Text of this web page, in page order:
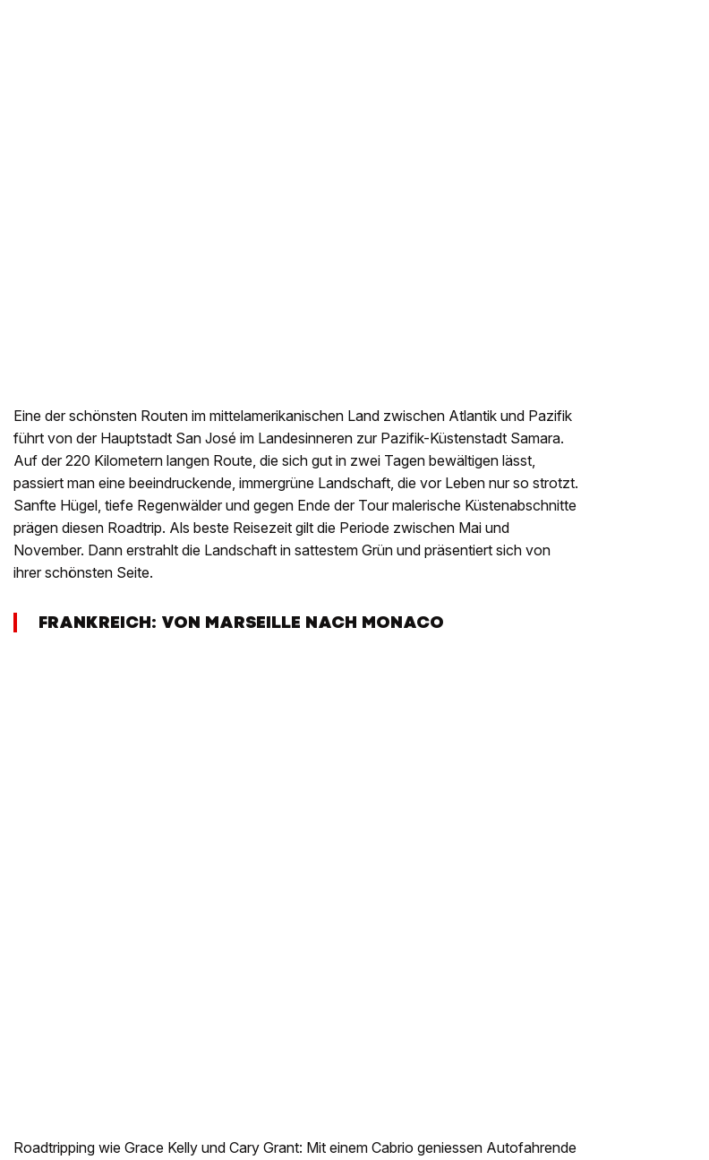
Eine der schönsten Routen im mittelamerikanischen Land zwischen Atlantik und Pazifik
führt von der Hauptstadt San José im Landesinneren zur Pazifik-Küstenstadt Samara.
Auf der 220 Kilometern langen Route, die sich gut in zwei Tagen bewältigen lässt,
passiert man eine beeindruckende, immergrüne Landschaft, die vor Leben nur so strotzt.
Sanfte Hügel, tiefe Regenwälder und gegen Ende der Tour malerische Küstenabschnitte
prägen diesen Roadtrip. Als beste Reisezeit gilt die Periode zwischen Mai und
November. Dann erstrahlt die Landschaft in sattestem Grün und präsentiert sich von
ihrer schönsten Seite.
FRANKREICH: VON MARSEILLE NACH MONACO
Roadtripping wie Grace Kelly und Cary Grant: Mit einem Cabrio geniessen Autofahrende